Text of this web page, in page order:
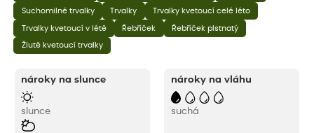
Suchomilné trvalky Trvalky Trvalky kvetoucí celé léto
Trvalky kvetoucí v létě Řebříček Řebříček plstnatý
Žlutě kvetoucí trvalky
nároky na slunce
slunce
nároky na vláhu
suchá